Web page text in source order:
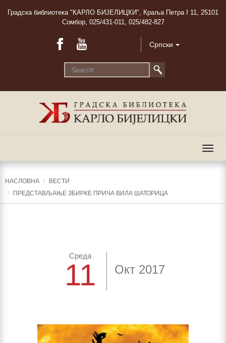
Градска библиотека "КАРЛО БИЈЕЛИЦКИ", Краља Петра I 11, 25101
Сомбор, 025/431-011, 025/482-827
Српски
НАСЛОВНА
ВЕСТИ
ПРЕДСТАВЉАЊЕ ЗБИРКЕ ПРИЧА ВИЛА ШАТОРИЦА
Среда
11 Окт 2017